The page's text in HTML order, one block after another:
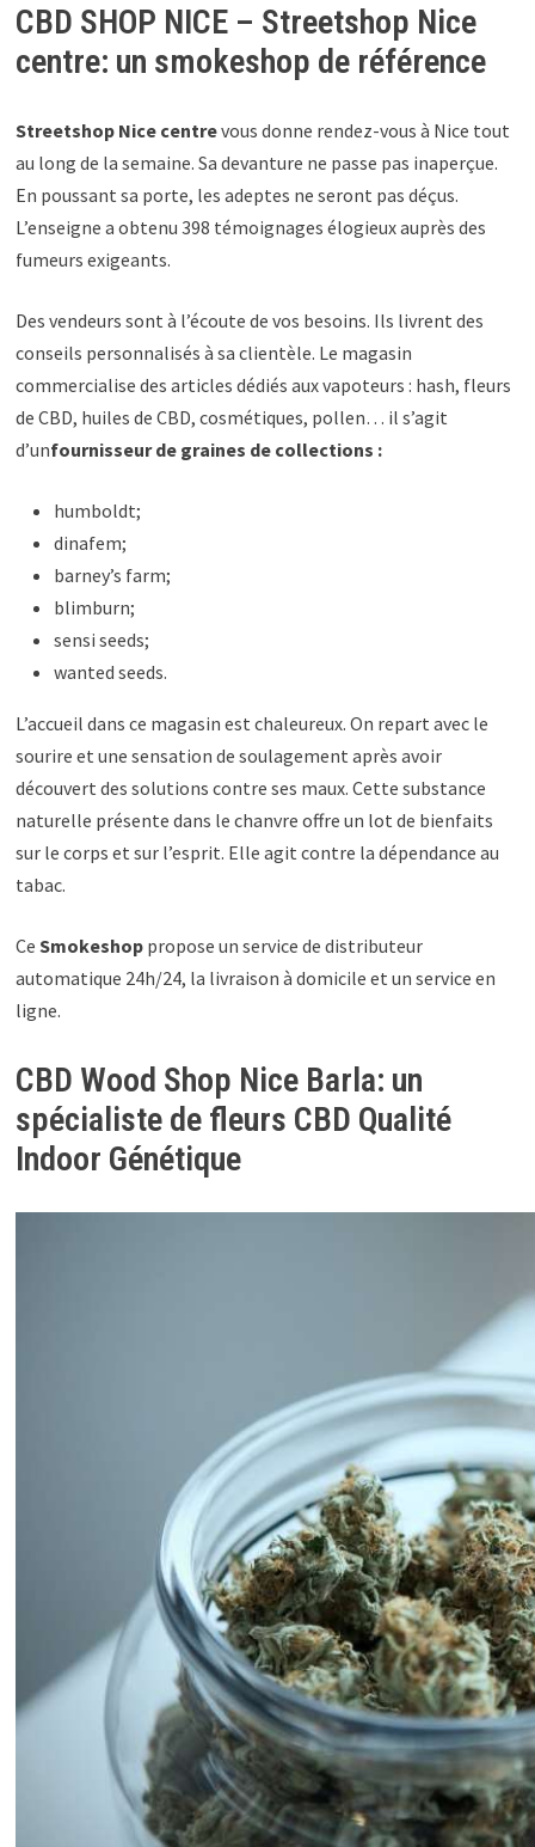
CBD SHOP NICE – Streetshop Nice
centre: un smokeshop de référence
Streetshop Nice centrevous donne rendez-vous à Nice tout
au long de la semaine. Sa devanture ne passe pas inaperçue.
En poussant sa porte, les adeptes ne seront pas déçus.
L’enseigne a obtenu 398 témoignages élogieux auprès des
fumeurs exigeants.
Des vendeurs sont à l’écoute de vos besoins. Ils livrent des
conseils personnalisés à sa clientèle. Le magasin
commercialise des articles dédiés aux vapoteurs : hash, fleurs
de CBD, huiles de CBD, cosmétiques, pollen… il s’agit
d’unfournisseur de graines de collections :
humboldt;
dinafem;
barney’s farm;
blimburn;
sensi seeds;
wanted seeds.
L’accueil dans ce magasin est chaleureux. On repart avec le
sourire et une sensation de soulagement après avoir
découvert des solutions contre ses maux. Cette substance
naturelle présente dans le chanvre offre un lot de bienfaits
sur le corps et sur l’esprit. Elle agit contre la dépendance au
tabac.
CeSmokeshop propose un service de distributeur
automatique 24h/24, la livraison à domicile et un service en
ligne.
CBD Wood Shop Nice Barla: un
spécialiste de fleurs CBD Qualité
Indoor Génétique